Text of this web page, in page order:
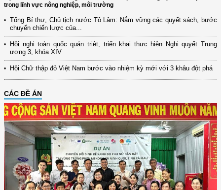
trong lĩnh vực nông nghiệp, môi trường
Tổng Bí thư, Chủ tịch nước Tô Lâm: Nắm vững các quyết sách, bước
chuyển chiến lược của...
Hội nghị toàn quốc quán triệt, triển khai thực hiện Nghị quyết Trung
ương 3, khóa XIV
Hội Chữ thập đỏ Việt Nam bước vào nhiệm kỳ mới với 3 khâu đột phá
CÁC ĐỀ ÁN